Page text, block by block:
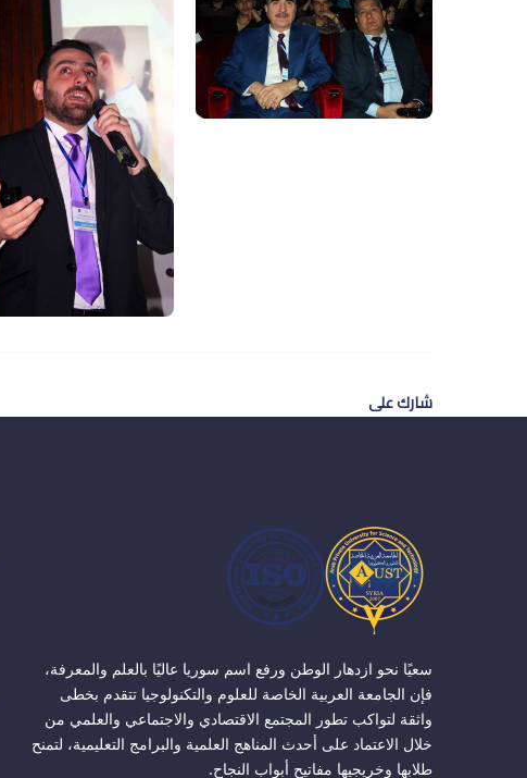
شارك على
سعيًا نحو ازدهار الوطن ورفع اسم سوريا عاليًا بالعلم والمعرفة،
فإن الجامعة العربية الخاصة للعلوم والتكنولوجيا تتقدم بخطى
واثقة لتواكب تطور المجتمع الاقتصادي والاجتماعي والعلمي من
خلال الاعتماد على أحدث المناهج العلمية والبرامج التعليمية، لتمنح
طلابها وخريجيها مفاتيح أبواب النجاح.